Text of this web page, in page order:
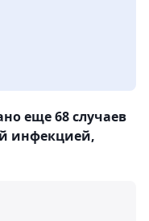
еще 68 случаев
инфекцией,